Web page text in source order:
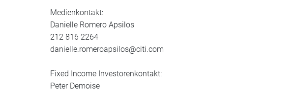
Medienkontakt:
Danielle Romero Apsilos
212 816 2264
danielle.romeroapsilos@citi.com
Fixed Income Investorenkontakt:
Peter Demoise